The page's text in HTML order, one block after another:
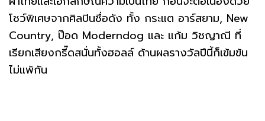
โชว์พิเศษจากศิลปินชื่อดัง ทั้ง กระแต อาร์สยาม, New
Country, ป๊อด Moderndog และ แก้ม วิชญาณี ที่
เรียกเสียงกรี๊ดสนั่นทั้งฮอลล์ ด้านผลรางวัลปีนี้ก็เข้มข้น
ไม่แพ้กัน